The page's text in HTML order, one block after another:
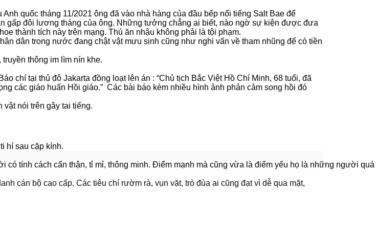
quốc tháng 11/2021 ông đã vào nhà hàng của đầu bếp nổi tiếng Salt Bae để
gấp đôi lương tháng của ông. Những tưởng chẳng ai biết, nào ngờ sự kiện được đưa
thành tích này trên mạng. Thú ăn nhậu không phải là tội phạm.
dân trong nước đang chật vật mưu sinh cũng như nghi vấn về tham nhũng để có tiền
thông im lìm nín khe.
chí tại thủ đô Jakarta đồng loạt lên án : “Chủ tịch Bắc Việt Hồ Chí Minh, 68 tuổi, đã
các giáo huấn Hồi giáo.” Các bài báo kèm nhiều hình ảnh phản cảm song hồi đó
nói trên gây tai tiếng.
hí sau cặp kính.
tính cách cẩn thận, tỉ mỉ, thông minh. Điểm mạnh mà cũng vừa là điểm yếu họ là những người
cán bộ cao cấp. Các tiêu chí rườm rà, vụn vặt, trò đùa ai cũng đạt vì dễ qua mặt,